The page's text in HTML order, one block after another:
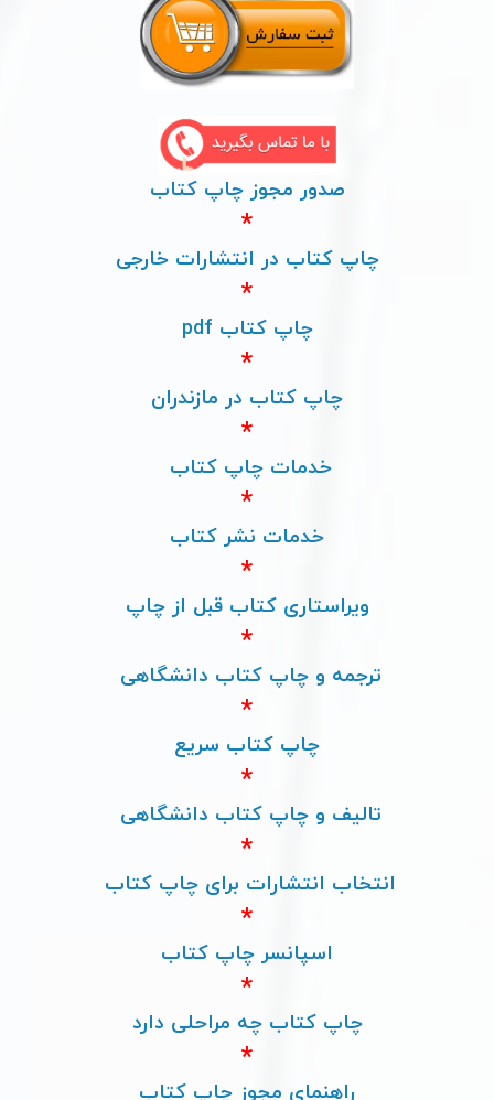
صدور مجوز چاپ کتاب
*
چاپ کتاب در انتشارات خارجی
*
چاپ کتاب pdf
*
چاپ کتاب در مازندران
*
خدمات چاپ کتاب
*
خدمات نشر کتاب
*
ویراستاری کتاب قبل از چاپ
*
ترجمه و چاپ کتاب دانشگاهی
*
چاپ کتاب سریع
*
تالیف و چاپ کتاب دانشگاهی
*
انتخاب انتشارات برای چاپ کتاب
*
اسپانسر چاپ کتاب
*
چاپ کتاب چه مراحلی دارد
*
راهنمای مجوز چاپ کتاب